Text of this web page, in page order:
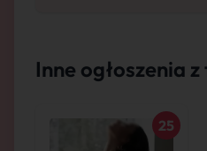
Inne ogłoszenia
25